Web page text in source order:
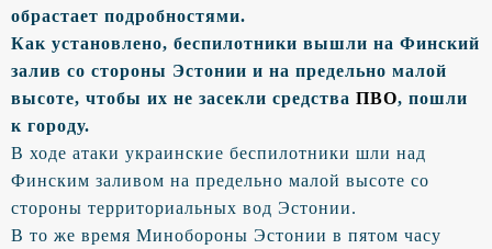
обрастает подробностями.
Как установлено, беспилотники вышли на Финский
залив со стороны Эстонии и на предельно малой
высоте, чтобы их не засекли средства ПВО, пошли
к городу.
В ходе атаки украинские беспилотники шли над
Финским заливом на предельно малой высоте со
стороны территориальных вод Эстонии.
В то же время Минобороны Эстонии в пятом часу